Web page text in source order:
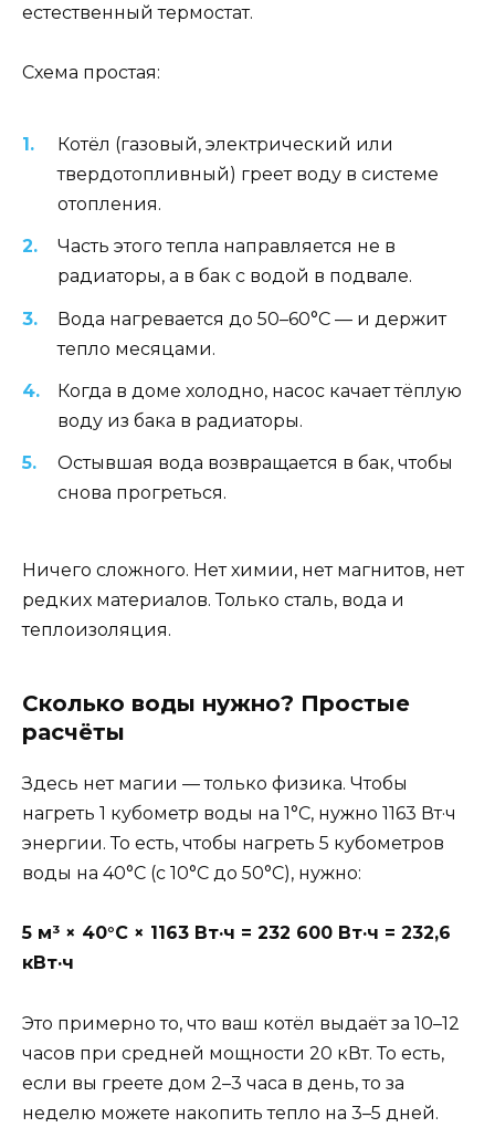
естественный термостат.
Схема простая:
Котёл (газовый, электрический или
твердотопливный) греет воду в системе
отопления.
Часть этого тепла направляется не в
радиаторы, а в бак с водой в подвале.
Вода нагревается до 50–60°C — и держит
тепло месяцами.
Когда в доме холодно, насос качает тёплую
воду из бака в радиаторы.
Остывшая вода возвращается в бак, чтобы
снова прогреться.
Ничего сложного. Нет химии, нет магнитов, нет
редких материалов. Только сталь, вода и
теплоизоляция.
Сколько воды нужно? Простые
расчёты
Здесь нет магии — только физика. Чтобы
нагреть 1 кубометр воды на 1°C, нужно 1163 Вт·ч
энергии. То есть, чтобы нагреть 5 кубометров
воды на 40°C (с 10°C до 50°C), нужно:
5 м³ × 40°C × 1163 Вт·ч = 232 600 Вт·ч = 232,6
кВт·ч
Это примерно то, что ваш котёл выдаёт за 10–12
часов при средней мощности 20 кВт. То есть,
если вы греете дом 2–3 часа в день, то за
неделю можете накопить тепло на 3–5 дней.